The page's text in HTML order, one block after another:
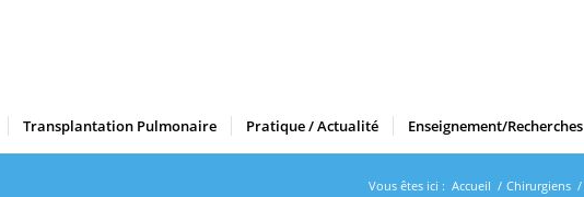
Transplantation Pulmonaire Pratique / Actualité Enseignement/Recherches
Vous êtes ici : Accueil / Chirurgiens /